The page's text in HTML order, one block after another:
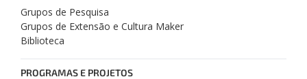
Grupos de Pesquisa
Grupos de Extensão e Cultura Maker
Biblioteca
PROGRAMAS E PROJETOS